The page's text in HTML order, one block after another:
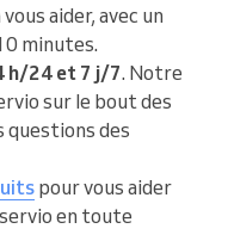
aider, avec un
minutes.
h/24 et 7 j/7. Notre
sur le bout des
questions des
pour vous aider
en toute